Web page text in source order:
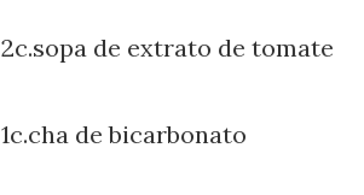
2c.sopa de extrato de tomate
1c.cha de bicarbonato